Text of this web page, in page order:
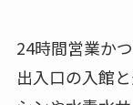
24時間営業か
出入口の入館